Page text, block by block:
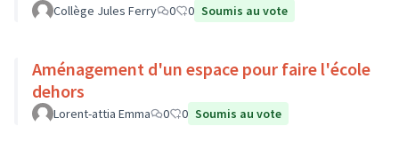
Collège Jules Ferry 0 0 Soumis au vote
Aménagement d'un espace pour faire l'école
dehors
Lorent-attia Emma 0 0 Soumis au vote